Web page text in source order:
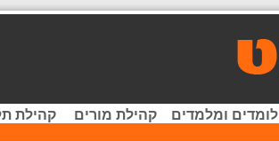
לומדים ומלמדים קהילת מורים קהילת